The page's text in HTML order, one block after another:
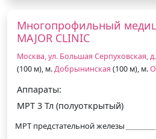
Многопрофильный
MAJOR CLINIC
Москва, ул. Большая Серпуховская,
(100 м), м.Добрынинская (100 м), м.
Аппараты:
МРТ 3 Тл (полуоткрытый)
МРТ предстательной железы